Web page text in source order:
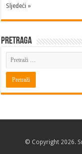
Sljedeći »
Pretraga
© Copyright 2026.